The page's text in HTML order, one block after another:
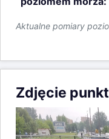
Wysokość nad
poziomem morza:
Zdjęcie